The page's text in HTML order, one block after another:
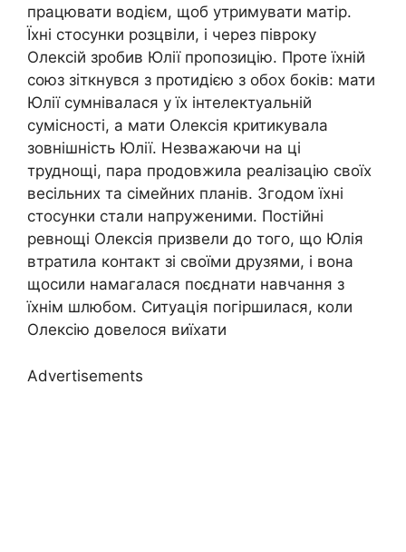
працювати водієм, щоб утримувати матір.
Їхні стосунки розцвіли, і через півроку
Олексій зробив Юлії пропозицію. Проте їхній
союз зіткнувся з протидією з обох боків: мати
Юлії сумнівалася у їх інтелектуальній
сумісності, а мати Олексія критикувала
зовнішність Юлії. Незважаючи на ці
труднощі, пара продовжила реалізацію своїх
весільних та сімейних планів. Згодом їхні
стосунки стали напруженими. Постійні
ревнощі Олексія призвели до того, що Юлія
втратила контакт зі своїми друзями, і вона
щосили намагалася поєднати навчання з
їхнім шлюбом. Ситуація погіршилася, коли
Олексію довелося виїхати
Advertisements